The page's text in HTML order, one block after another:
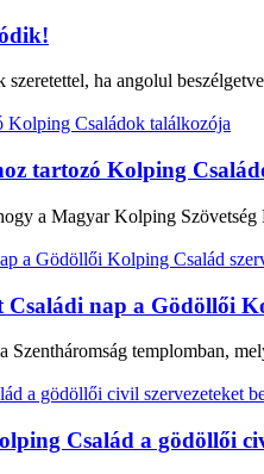
ha angolul
tartozó Kolping
a Magyar Kolping
nap a Gödöllői
templomban,
Család a gödöllői